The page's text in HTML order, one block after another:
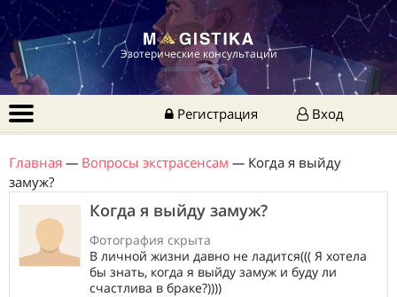
Эзотерические консультации
Регистрация Вход
Главная — Вопросы экстрасенсам — Когда я выйду
замуж?
Когда я выйду замуж?
Фотография скрыта
В личной жизни давно не ладится((( Я хотела
бы знать, когда я выйду замуж и буду ли
счастлива в браке?))))